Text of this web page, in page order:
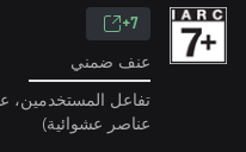
7+
عنف ضمني
تفاعل المستخدمين،
عناصر عشوائية)